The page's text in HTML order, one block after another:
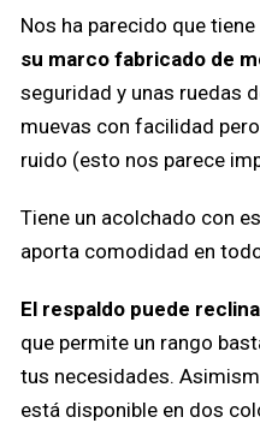
Nos ha parecido que tiene
su marco fabricado de
seguridad y unas ruedas
muevas con facilidad
ruido (esto nos parece
Tiene un acolchado con
aporta comodidad en
El respaldo puede
que permite un rango
tus necesidades.
está disponible en dos